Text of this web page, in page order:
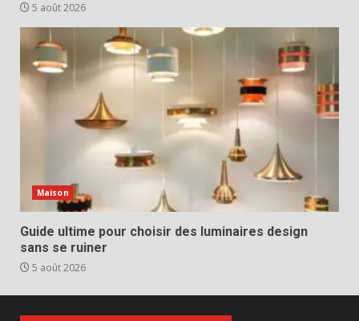
5 août 2026
Maison
Guide ultime pour choisir des luminaires design
sans se ruiner
5 août 2026